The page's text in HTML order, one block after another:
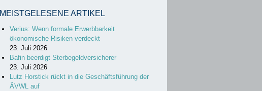
MEISTGELESENE ARTIKEL
Verius: Wenn formale Erwerbbarkeit
ökonomische Risiken verdeckt
23. Juli 2026
Bafin beerdigt Sterbegeldversicherer
23. Juli 2026
Lutz Horstick rückt in die Geschäftsführung der
ÄVWL auf